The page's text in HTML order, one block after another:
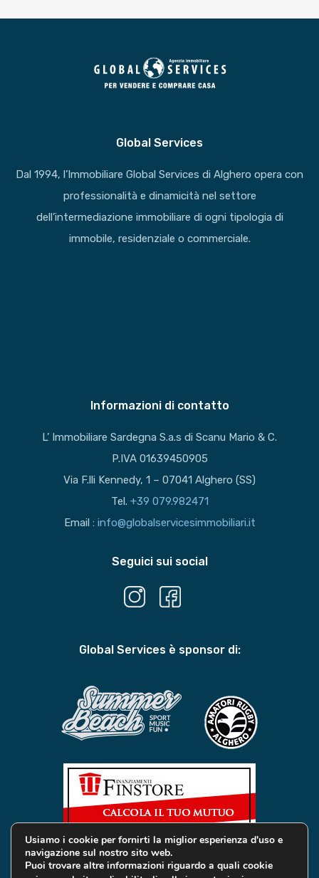
Global Services
Dal 1994, l’Immobiliare Global Services di Alghero opera con
professionalità e dinamicità nel settore
dell’intermediazione immobiliare di ogni tipologia di
immobile, residenziale o commerciale.
Informazioni di contatto
L’ Immobiliare Sardegna S.a.s di Scanu Mario & C.
P.IVA 01639450905
Via F.lli Kennedy, 1 – 07041 Alghero (SS)
Tel. +39 079.982471
Email : info@globalservicesimmobiliari.it
Seguici sui social
Global Services è sponsor di:
Usiamo i cookie per fornirti la miglior esperienza d'uso e
navigazione sul nostro sito web.
Puoi trovare altre informazioni riguardo a quali cookie